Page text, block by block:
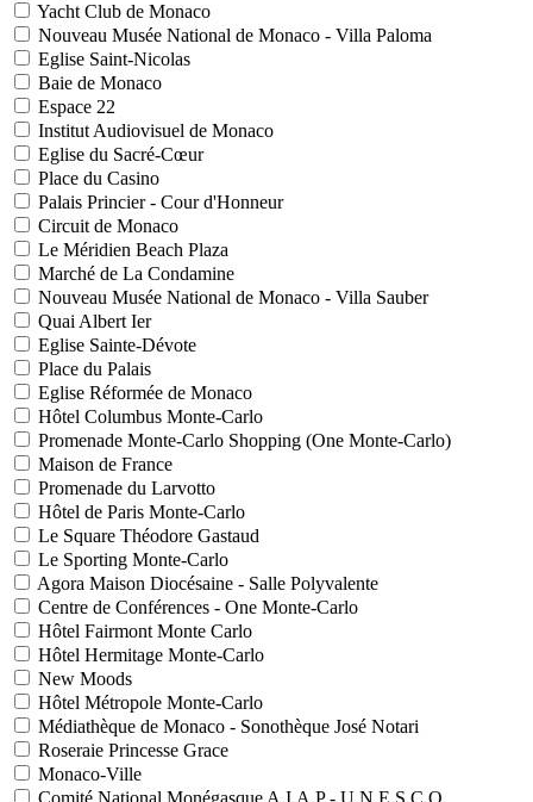
Yacht Club de Monaco
Nouveau Musée National de Monaco - Villa Paloma
Eglise Saint-Nicolas
Baie de Monaco
Espace 22
Institut Audiovisuel de Monaco
Eglise du Sacré-Cœur
Place du Casino
Palais Princier - Cour d'Honneur
Circuit de Monaco
Le Méridien Beach Plaza
Marché de La Condamine
Nouveau Musée National de Monaco - Villa Sauber
Quai Albert Ier
Eglise Sainte-Dévote
Place du Palais
Eglise Réformée de Monaco
Hôtel Columbus Monte-Carlo
Promenade Monte-Carlo Shopping (One Monte-Carlo)
Maison de France
Promenade du Larvotto
Hôtel de Paris Monte-Carlo
Le Square Théodore Gastaud
Le Sporting Monte-Carlo
Agora Maison Diocésaine - Salle Polyvalente
Centre de Conférences - One Monte-Carlo
Hôtel Fairmont Monte Carlo
Hôtel Hermitage Monte-Carlo
New Moods
Hôtel Métropole Monte-Carlo
Médiathèque de Monaco - Sonothèque José Notari
Roseraie Princesse Grace
Monaco-Ville